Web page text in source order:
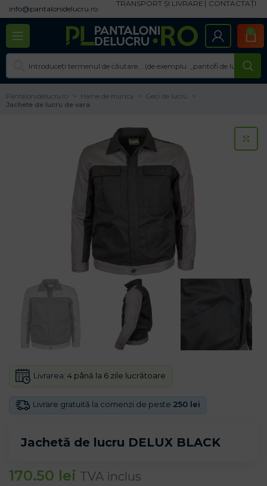
info@pantalonidelucru.ro
TRANSPORT ȘI LIVRARE CONTACTAȚI
0
Pantalonidelucru.ro Haine de munca
Geci de lucru
Jachete de lucru de vara
Jachetă de lucru DELUX BLACK
Livrare gratuită la comenzi de peste 250 lei
Livrarea: 4 până la 6 zile lucrătoare
170.50 lei TVA inclus